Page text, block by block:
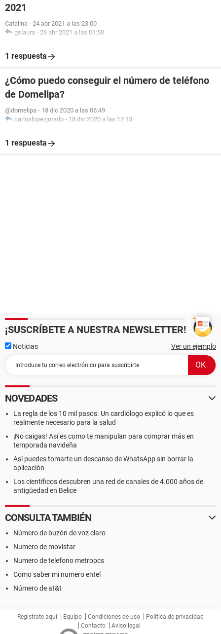
2021
Catalina - 24 abr 2021 a las 23:00
gslaura - 26 abr 2021 a las 01:50
1 respuesta
¿Cómo puedo conseguir el número de teléfono
de Domelipa?
@domelipa - 18 dic 2020 a las 06:49
carloslopezjurado - 18 dic 2020 a las 17:13
1 respuesta
¡SUSCRÍBETE A NUESTRA NEWSLETTER!
Noticias Ver un ejemplo
NOVEDADES
La regla de los 10 mil pasos. Un cardiólogo explicó lo que es
realmente necesario para la salud
¡No caigas! Así es como te manipulan para comprar más en
temporada navideña
Así puedes tomarte un descanso de WhatsApp sin borrar la
aplicación
Los científicos descubren una red de canales de 4.000 años de
antigüedad en Belice
CONSULTA TAMBIÉN
Número de buzón de voz claro
Numero de movistar
Numero de telefono metropcs
Como saber mi numero entel
Número de at&t
Regístrate aquí Equipo Condiciones de uso
Política de privacidad
Contacto
Aviso legal